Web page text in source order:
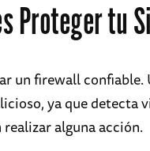
Proteger tu
un firewall
ya que detecta
alguna acción.